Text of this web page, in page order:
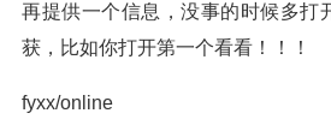
再提供一个信息，没事的时候多打
获，比如你打开第一个看看！！！
fyxx/online